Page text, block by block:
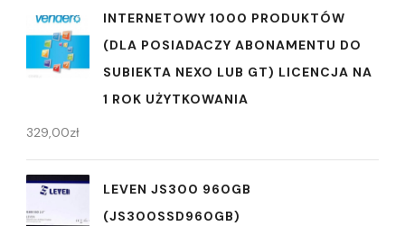
INTERNETOWY 1000 PRODUKTÓW
(DLA POSIADACZY ABONAMENTU DO
SUBIEKTA NEXO LUB GT) LICENCJA NA
1 ROK UŻYTKOWANIA
329,00zł
LEVEN JS300 960GB
(JS300SSD960GB)